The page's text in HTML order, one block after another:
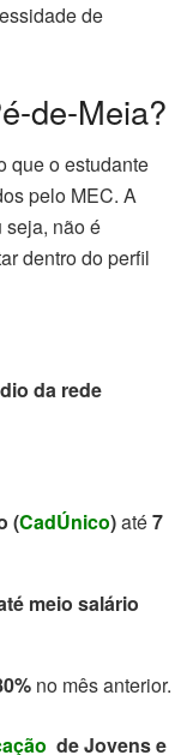
de
de-Meia?
que o estudante
pelo MEC. A
seja, não é
dentro do perfil
da rede
(CadÚnico)até7
meio salário
no mês anterior.
de Jovens e